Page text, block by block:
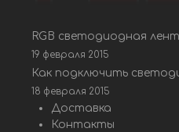
RGB светодиодная
19 февраля 2015
Как подключить
18 февраля 2015
Доставка
Контакты